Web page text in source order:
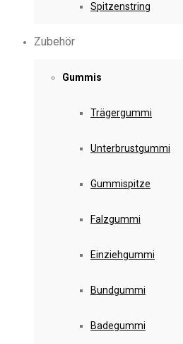
Spitzenstring
Zubehör
Gummis
Trägergummi
Unterbrustgummi
Gummispitze
Falzgummi
Einziehgummi
Bundgummi
Badegummi